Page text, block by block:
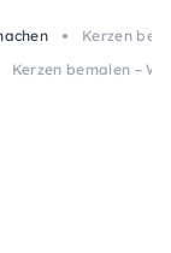
Kerzen
Kerzen bemalen –